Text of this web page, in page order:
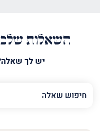
השאלות
יש לך
השם